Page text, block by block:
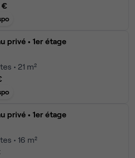
€
privé • 1er étage
• 21 m²
privé • 1er étage
• 16 m²